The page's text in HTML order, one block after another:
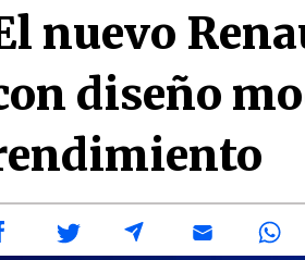
nuevo
diseño